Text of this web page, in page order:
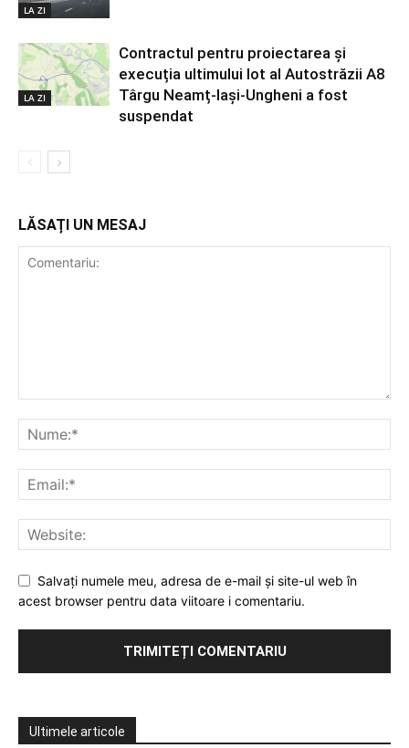
LA ZI
LA ZI
Contractul pentru proiectarea și
execuția ultimului lot al Autostrăzii A8
Târgu Neamț-Iași-Ungheni a fost
suspendat
LĂSAȚI UN MESAJ
Salvați numele meu, adresa de e-mail și site-ul web în
acest browser pentru data viitoare i comentariu.
Ultimele articole